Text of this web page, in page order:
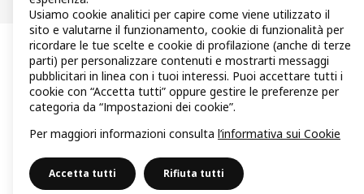
Usiamo cookie analitici per capire come viene utilizzato il
sito e valutarne il funzionamento, cookie di funzionalità per
ricordare le tue scelte e cookie di profilazione (anche di terze
parti) per personalizzare contenuti e mostrarti messaggi
pubblicitari in linea con i tuoi interessi. Puoi accettare tutti i
cookie con “Accetta tutti” oppure gestire le preferenze per
categoria da “Impostazioni dei cookie”.
Per maggiori informazioni consulta l’informativa sui Cookie
Accetta tutti Rifiuta tutti